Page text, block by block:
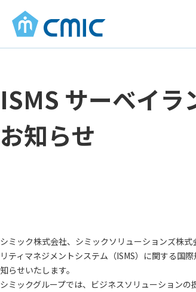
ISMS サーベイ
お知らせ
シミック株式会社、シミックソリューションズ株
リティマネジメントシステム（ISMS）に関する国
知らせいたします。
シミックグループでは、ビジネスソリューション